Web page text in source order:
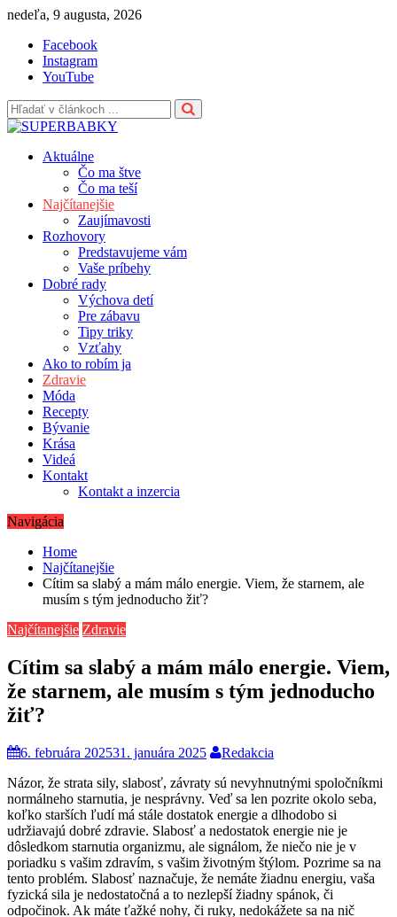
Skip
content
nedeľa, 9 augusta, 2026
Facebook
Instagram
YouTube
Aktuálne
Čo ma štve
Čo ma teší
Najčítanejšie
Zaujímavosti
Rozhovory
Predstavujeme vám
Vaše príbehy
Dobré rady
Výchova detí
Pre zábavu
Tipy triky
Vzťahy
Ako to robím ja
Zdravie
Móda
Recepty
Bývanie
Krása
Videá
Kontakt
Kontakt a inzercia
Navigácia
Home
Najčítanejšie
Cítim sa slabý a mám málo energie. Viem, že starnem, ale
musím s tým jednoducho žiť?
Najčítanejšie Zdravie
Cítim sa slabý a mám málo energie. Viem,
že starnem, ale musím s tým jednoducho
žiť?
6. februára 202531. januára 2025
Redakcia
Názor, že strata sily, slabosť, závraty sú nevyhnutnými spoločníkmi
normálneho starnutia, je nesprávny. Veď sa len pozrite okolo seba,
koľko starších ľudí má stále dostatok energie a dlhodobo si
udržiavajú dobré zdravie. Slabosť a nedostatok energie nie je
dôsledkom starnutia organizmu, ale signálom, že niečo nie je v
poriadku s vašim zdravím, s vašim životným štýlom. Pozrime sa na
tento problém. Slabosť naznačuje, že nemáte žiadnu energiu, vaša
fyzická sila je nedostatočná a to nezlepší žiadny spánok, či
odpočinok. Ak máte ťažké nohy, či ruky, nedokážete sa na nič